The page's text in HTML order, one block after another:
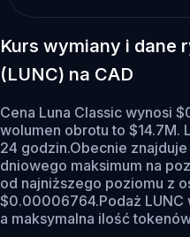
Kurs wymiany i dane
(LUNC) na CAD
Cena Luna Classic wynosi
wolumen obrotu to $14.7M.
24 godzin.Obecnie
dniowego maksimum na
od najniższego poziomu z
$0.00006764.Podaż
a maksymalna ilość